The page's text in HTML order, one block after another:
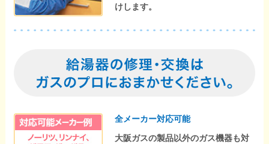
けします。
全メーカー対応可能
大阪ガスの製品以外のガス機器も対